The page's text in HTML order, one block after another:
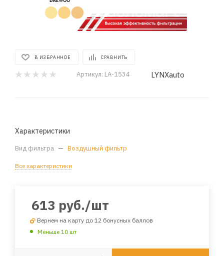
В ИЗБРАННОЕ СРАВНИТЬ
Артикул: LA-1534 LYNXauto
Характеристики
Вид фильтра — Воздушный фильтр
Все характеристики
613 руб./шт
Вернем на карту до 12 бонусных баллов
Меньше 10 шт